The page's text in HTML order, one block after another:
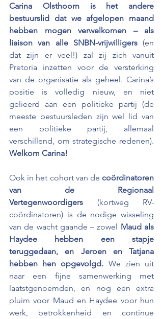
Carina Olsthoorn is het andere
bestuurslid dat we afgelopen maand
hebben mogen verwelkomen – als
liaison van alle SNBN-vrijwilligers (en
dat zijn er veel!) zal zij zich vanuit
Pretoria inzetten voor de versterking
van de organisatie als geheel. Carina’s
positie is volledig nieuw, en niet
gelieerd aan een politieke partij (de
meeste bestuursleden zijn wel lid van
een politieke partij, allemaal
Welkom Carina!
Ook in het cohort van de coördinatoren
van de Regionaal
Vertegenwoordigers (kortweg RV-
coördinatoren) is de nodige wisseling
van de wacht gaande – zowel Maud als
Haydee hebben een stapje
teruggedaan, en Jeroen en Tatjana
hebben hen opgevolgd. We zien uit
naar een fijne samenwerking met
laatstgenoemden, en nog een extra
pluim voor Maud en Haydee voor hun
werk, betrokkenheid en continue